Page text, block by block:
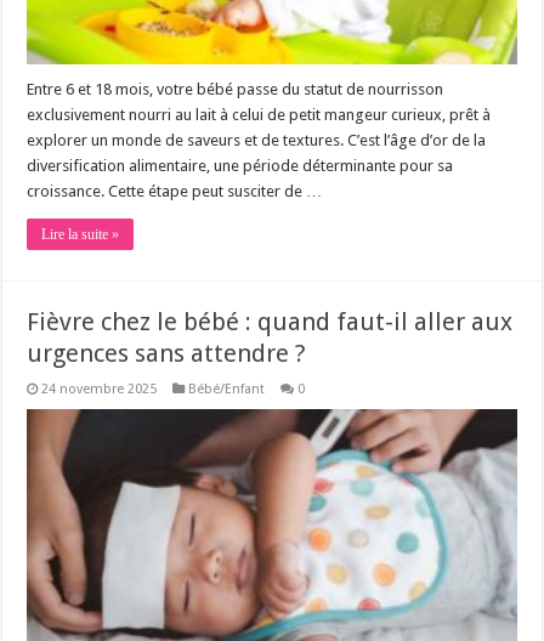
Entre 6 et 18 mois, votre bébé passe du statut de nourrisson
exclusivement nourri au lait à celui de petit mangeur curieux, prêt à
explorer un monde de saveurs et de textures. C’est l’âge d’or de la
diversification alimentaire, une période déterminante pour sa
croissance. Cette étape peut susciter de …
Lire la suite »
Fièvre chez le bébé : quand faut-il aller aux
urgences sans attendre ?
24 novembre 2025 Bébé/Enfant 0